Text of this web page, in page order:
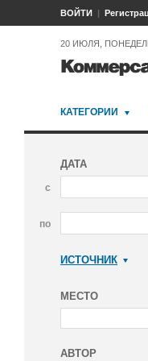
ВОЙТИ
20 ИЮЛЯ,
КАТЕГОРИИ
ДАТА
с
по
ИСТОЧНИК
МЕСТО
АВТОР